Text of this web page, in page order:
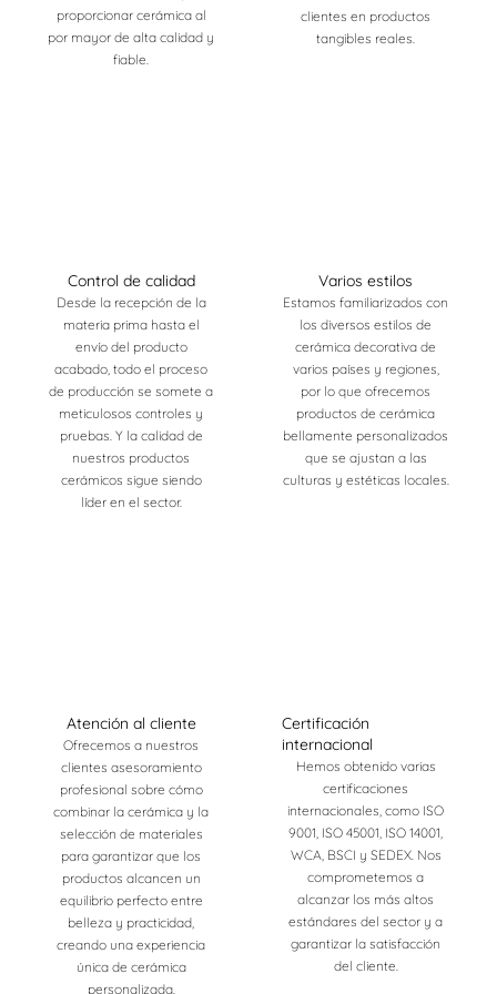
proporcionar cerámica al
por mayor de alta calidad y
fiable.
clientes en productos
tangibles reales.
Control de calidad
Desde la recepción de la
materia prima hasta el
envío del producto
acabado, todo el proceso
de producción se somete a
meticulosos controles y
pruebas. Y la calidad de
nuestros productos
cerámicos sigue siendo
líder en el sector.
Varios estilos
Estamos familiarizados con
los diversos estilos de
cerámica decorativa de
varios países y regiones,
por lo que ofrecemos
productos de cerámica
bellamente personalizados
que se ajustan a las
culturas y estéticas locales.
Atención al cliente
Ofrecemos a nuestros
clientes asesoramiento
profesional sobre cómo
combinar la cerámica y la
selección de materiales
para garantizar que los
productos alcancen un
equilibrio perfecto entre
belleza y practicidad,
creando una experiencia
única de cerámica
personalizada.
Certificación
internacional
Hemos obtenido varias
certificaciones
internacionales, como ISO
9001, ISO 45001, ISO 14001,
WCA, BSCI y SEDEX. Nos
comprometemos a
alcanzar los más altos
estándares del sector y a
garantizar la satisfacción
del cliente.